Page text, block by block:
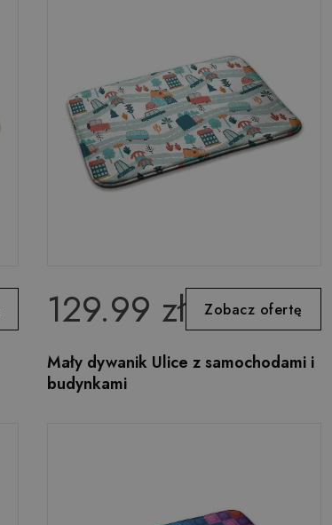
129.99 zł Zobacz ofertę
Mały dywanik Ulice z samochodami i
budynkami